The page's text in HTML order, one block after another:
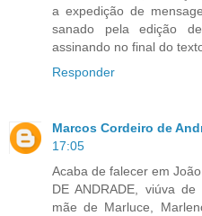
a expedição de
sanado pela edição
assinando no final do
Responder
Marcos Cordeiro de
17:05
Acaba de falecer em
DE ANDRADE, viúva
mãe de Marluce,